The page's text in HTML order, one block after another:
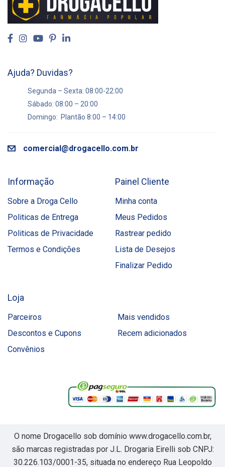
Ajuda? Duvidas?
Segunda – Sexta: 08:00-22:00
Sábado: 08:00 – 20:00
Domingo: Plantão 8:00 – 14:00
comercial@drogacello.com.br
Informação
Sobre a Droga Cello
Politicas de Entrega
Politicas de Privacidade
Termos e Condições
Painel Cliente
Minha conta
Meus Pedidos
Rastrear pedido
Lista de Desejos
Finalizar Pedido
Loja
Parceiros
Mais vendidos
Descontos e Cupons
Recem adicionados
Convênios
O nome Drogacello sob domínio www.drogacello.com.br,
são marcas registradas por J.L. Drogaria Eirelli sob CNPJ:
30.226.103/0001-35, situada no endereço Rua Leopoldo